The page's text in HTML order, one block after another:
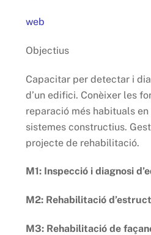
web
Objectius
Capacitar per detectar i
d’un edifici. Conèixer les
reparació més habituals
sistemes constructius.
projecte de rehabilitació.
M1: Inspecció i diagnosi
M2: Rehabilitació
M3: Rehabilitació de